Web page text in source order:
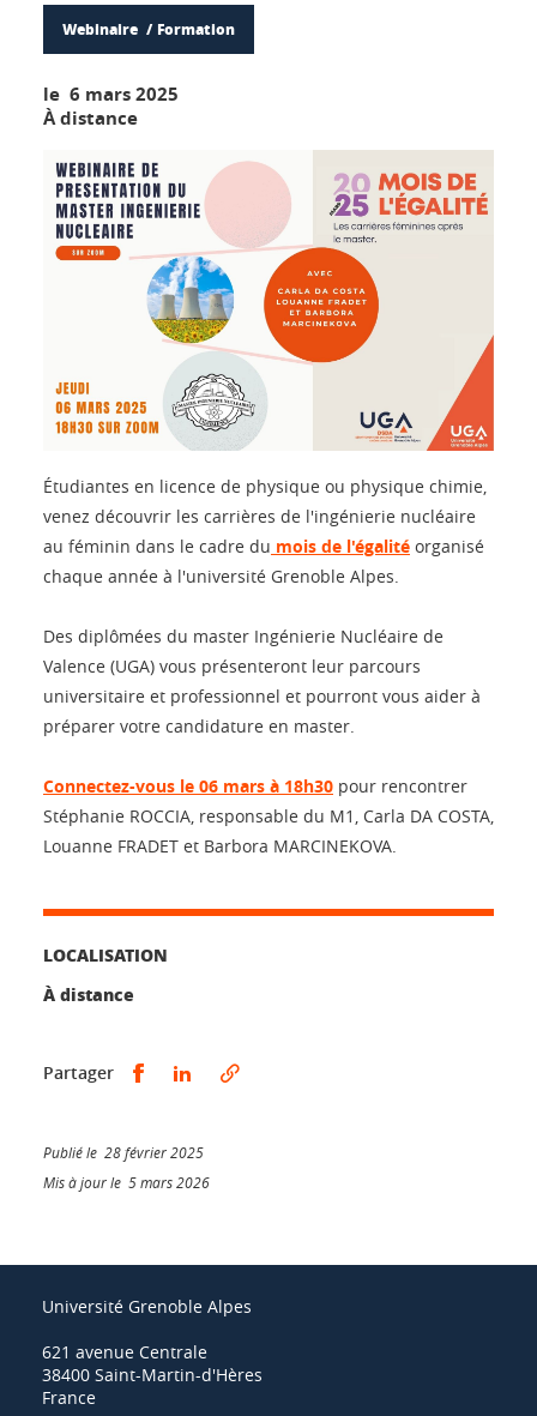
Webinaire Formation
le 6 mars 2025
À distance
Étudiantes en licence de physique ou physique chimie,
venez découvrir les carrières de l'ingénierie nucléaire
au féminin dans le cadre du mois de l'égalité organisé
chaque année à l'université Grenoble Alpes.
Des diplômées du master Ingénierie Nucléaire de
Valence (UGA) vous présenteront leur parcours
universitaire et professionnel et pourront vous aider à
préparer votre candidature en master.
Connectez-vous le 06 mars à 18h30 pour rencontrer
Stéphanie ROCCIA, responsable du M1, Carla DA COSTA,
Louanne FRADET et Barbora MARCINEKOVA.
LOCALISATION
À distance
Partager Partager sur Facebook
Partager sur LinkedIn
Publié le 28 février 2025
Mis à jour le 5 mars 2026
Université Grenoble Alpes
621 avenue Centrale
38400 Saint-Martin-d'Hères
France